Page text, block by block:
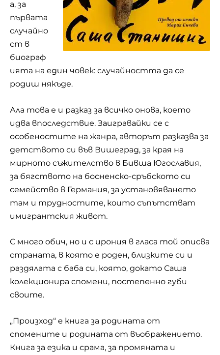
а, за
първата
случайно
ст в
биограф
ията на един човек: случайността да се
родиш някъде.
Ала това е и разказ за всичко онова, което
идва впоследствие. Заигравайки се с
особеностите на жанра, авторът разказва за
детството си във Вишеград, за края на
мирното съжителство в Бивша Югославия,
за бягството на босненско-сръбското си
семейство в Германия, за установяването
там и трудностите, които съпътстват
имигрантския живот.
С много обич, но и с ирония в гласа той описва
страната, в която е роден, близките си и
раздялата с баба си, която, докато Саша
колекционира спомени, постепенно губи
своите.
„Произход“ е книга за родината от
спомените и родината от въображението.
Книга за езика и срама, за промяната и